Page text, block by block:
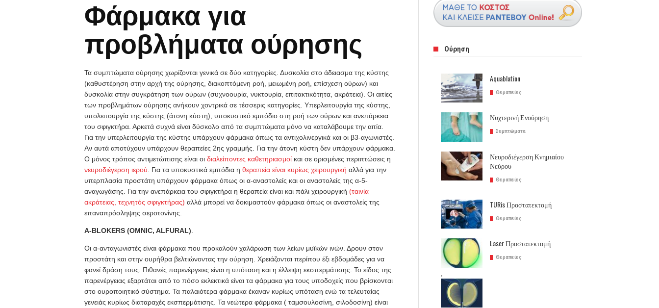
Φάρμακα για
προβλήματα ούρησης
Τα συμπτώματα ούρησης χωρίζονται γενικά σε δύο κατηγορίες. Δυσκολία στο άδειασμα της κύστης
(καθυστέρηση στην αρχή της ούρησης, διακοπτόμενη ροή, μειωμένη ροή, επίσχεση ούρων) και
δυσκολία στην συγκράτηση των ούρων (συχνοουρία, νυκτουρία, επιτακτικότητα, ακράτεια). Οι αιτίες
των προβλημάτων ούρησης ανήκουν χοντρικά σε τέσσερις κατηγορίες. Υπερλειτουργία της κύστης,
υπολειτουργία της κύστης (άτονη κύστη), υποκυστικό εμπόδιο στη ροή των ούρων και ανεπάρκεια
του σφιγκτήρα. Αρκετά συχνά είναι δύσκολο από τα συμπτώματα μόνο να καταλάβουμε την αιτία.
Για την υπερλειτουργία της κύστης υπάρχουν φάρμακα όπως τα αντιχολινεργικά και οι β3-αγωνιστές.
Αν αυτά αποτύχουν υπάρχουν θεραπείες 2ης γραμμής. Για την άτονη κύστη δεν υπάρχουν φάρμακα.
Ο μόνος τρόπος αντιμετώπισης είναι οι διαλείποντες καθετηριασμοί και σε ορισμένες περιπτώσεις η
νευροδιέγερση ιερού . Για τα υποκυστικά εμπόδια η θεραπεία είναι κυρίως χειρουργική αλλά για την
υπερπλασία προστάτη υπάρχουν φάρμακα όπως οι α-αναστολείς και οι αναστολείς της α-5-
αναγωγάσης. Για την ανεπάρκεια του σφιγκτήρα η θεραπεία είναι και πάλι χειρουργική (ταινία
ακράτειας, τεχνητός σφιγκτήρας) αλλά μπορεί να δοκιμαστούν φάρμακα όπως οι αναστολείς της
επαναπρόσληψης σεροτονίνης.
Α-BLOKERS (OMNIC, ALFURAL)
Οι α-ανταγωνιστές είναι φάρμακα που προκαλούν χαλάρωση των λείων μυϊκών ινών. Δρουν στον
προστάτη και στην ουρήθρα βελτιώνοντας την ούρηση. Χρειάζονται περίπου έξι εβδομάδες για να
φανεί δράση τους. Πιθανές παρενέργειες είναι η υπόταση και η έλλειψη εκσπερμάτισης. Το είδος της
παρενέργειας εξαρτάται από το πόσο εκλεκτικά είναι τα φάρμακα για τους υποδοχείς που βρίσκονται
στο ουροποιητικό σύστημα. Τα παλαιότερα φάρμακα έκαναν κυρίως υπόταση ενώ τα τελευταίας
γενειάς κυρίως διαταραχές εκσπερμάτισης. Τα νεώτερα φάρμακα ( ταμσουλοσίνη, σιλοδοσίνη) είναι
Ούρηση
Aquablation
Θεραπείες
Νυχτερινή Ενούρηση
Συμπτώματα
Νευροδιέγερση Κνημιαίου
Νεύρου
Θεραπείες
TURis Προστατεκτομή
Θεραπείες
Laser Προστατεκτομή
Θεραπείες